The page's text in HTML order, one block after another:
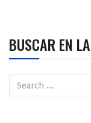
BUSCAR EN